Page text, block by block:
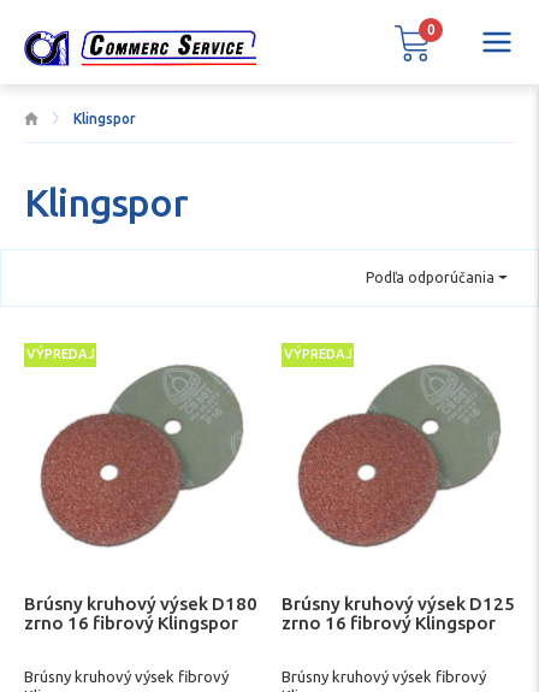
Klingspor
Klingspor
Podľa odporúčania
VÝPREDAJ
Brúsny kruhový výsek D180
zrno 16 fibrový Klingspor
Brúsny kruhový výsek fibrový
VÝPREDAJ
Brúsny kruhový výsek D125
zrno 16 fibrový Klingspor
Brúsny kruhový výsek fibrový
0